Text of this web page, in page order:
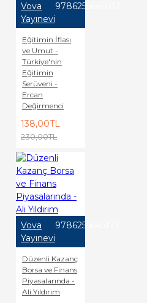
Vova
Yayınevi
9786255645012
Eğitimin İflası
ve Umut -
Türkiye'nin
Eğitimin
Serüveni -
Ercan
Değirmenci
138,00TL
230,00TL
Vova
Yayınevi
9786255645173
Düzenli Kazanç
Borsa ve Finans
Piyasalarında -
Ali Yıldırım